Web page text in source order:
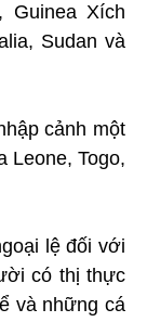
Guinea Xích
Sudan và
cảnh một
Leone, Togo,
lệ đối với
có thị thực
và những cá